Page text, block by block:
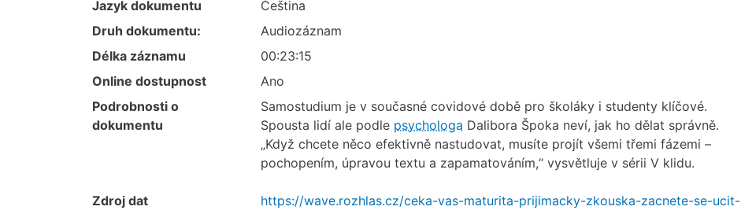
Jazyk dokumentu
Čeština
Druh dokumentu:
Audiozáznam
Délka záznamu
00:23:15
Online dostupnost
Ano
Podrobnosti o
dokumentu
Samostudium je v současné covidové době pro školáky i studenty klíčové.
Spousta lidí ale podle psychologa Dalibora Špoka neví, jak ho dělat správně.
„Když chcete něco efektivně nastudovat, musíte projít všemi třemi fázemi –
pochopením, úpravou textu a zapamatováním,“ vysvětluje v sérii V klidu.
Zdroj dat
https://wave.rozhlas.cz/ceka-vas-maturita-prijimacky-zkouska-zacnete-se-ucit-